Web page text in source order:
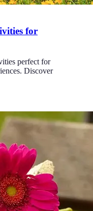
for
perfect for
Discover